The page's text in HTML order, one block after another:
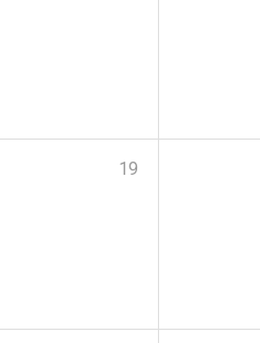
19